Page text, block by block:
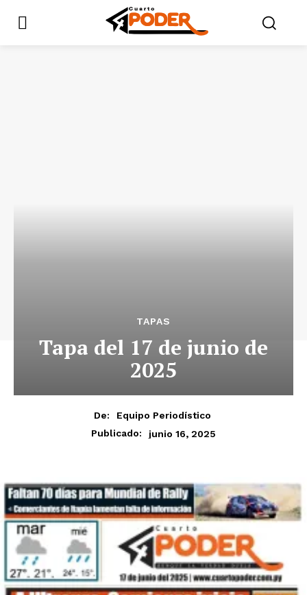
TAPAS
Tapa del 17 de junio de
2025
De:
Equipo Periodístico
Publicado:
junio 16, 2025